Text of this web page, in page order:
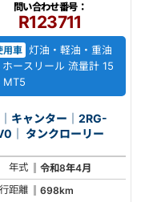
問い合わせ番号：
R123711
用車 灯油・軽油・重油
ホースリール 流量計 15
MT5
キャンター｜2RG-
FEAV0｜ タンクローリー
年式
令和8年4月
距離
698km